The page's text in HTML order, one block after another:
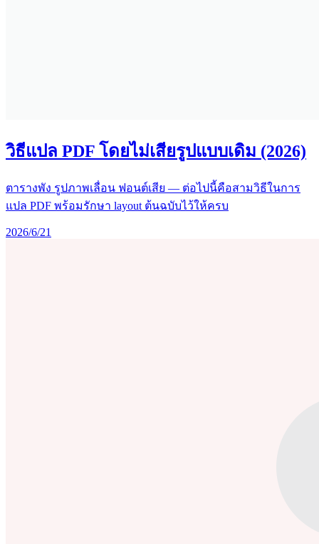
วิธีแปล PDF โดยไม่เสียรูปแบบเดิม (2026)
ตารางพัง รูปภาพเลื่อน ฟอนต์เสีย — ต่อไปนี้คือสามวิธีในการ
แปล PDF พร้อมรักษา layout ต้นฉบับไว้ให้ครบ
2026/6/21